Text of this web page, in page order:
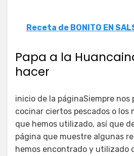
Receta de BONITO EN
Papa a la
hacer
inicio de la páginaSiempre
cocinar ciertos pescados o los
que hemos utilizado, así que
página que muestre algunas
hemos encontrado y utilizado